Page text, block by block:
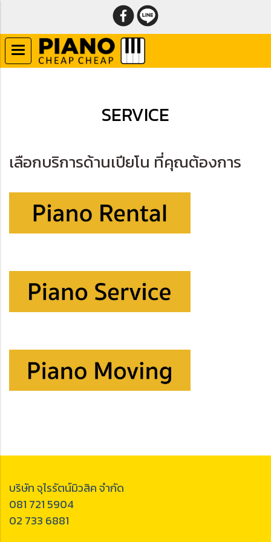
SERVICE
เลือกบริการด้านเปียโน ที่คุณต้องการ
บริษัท จุไรรัตน์มิวสิค จำกัด
081 721 5904
02 733 6881